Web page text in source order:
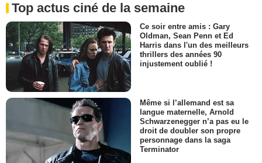
Top actus ciné de la semaine
Ce soir entre amis : Gary
Oldman, Sean Penn et Ed
Harris dans l'un des meilleurs
thrillers des années 90
injustement oublié !
Même si l’allemand est sa
langue maternelle, Arnold
Schwarzenegger n’a pas eu le
droit de doubler son propre
personnage dans la saga
Terminator